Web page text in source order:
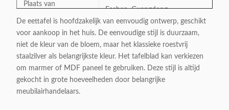
Plaats van
Foshan, Guangdong
ModelNumber: Z-2258A
Categorie: Eettafel
De eettafel is hoofdzakelijk van eenvoudig ontwerp, geschikt
voor aankoop in het huis. De eenvoudige stijl is duurzaam,
niet de kleur van de bloem, maar het klassieke roestvrij
staalzilver als belangrijkste kleur. Het tafelblad kan verkiezen
om marmer of MDF paneel te gebruiken. Deze stijl is altijd
gekocht in grote hoeveelheden door belangrijke
meubilairhandelaars.